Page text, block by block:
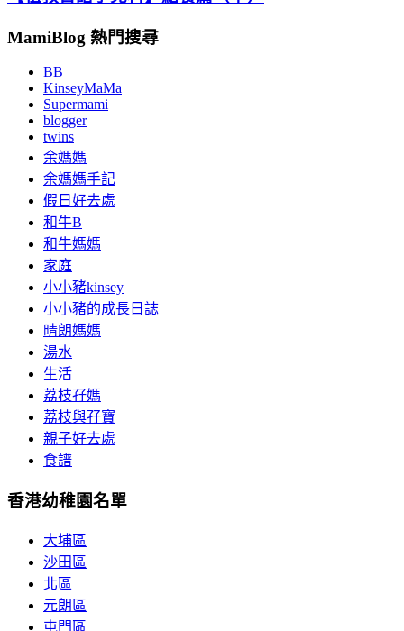
MamiBlog 熱門搜尋
BB
KinseyMaMa
Supermami
blogger
twins
余媽媽
余媽媽手記
假日好去處
和牛B
和牛媽媽
家庭
小小豬kinsey
小小豬的成長日誌
晴朗媽媽
湯水
生活
荔枝孖媽
荔枝與孖寶
親子好去處
食譜
香港幼稚園名單
大埔區
沙田區
北區
元朗區
屯門區